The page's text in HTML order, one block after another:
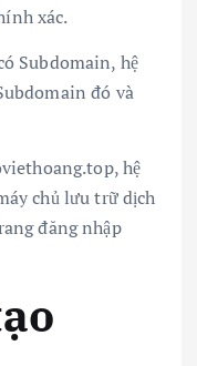
xác.
Subdomain, hệ
đó và
hệ
chủ lưu trữ dịch
đăng nhập